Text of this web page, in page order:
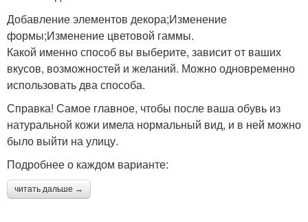
Добавление элементов декора;Изменение
формы;Изменение цветовой гаммы.
Какой именно способ вы выберите, зависит от ваших
вкусов, возможностей и желаний. Можно одновременно
использовать два способа.
Справка! Самое главное, чтобы после ваша обувь из
натуральной кожи имела нормальный вид, и в ней можно
было выйти на улицу.
Подробнее о каждом варианте:
читать дальше →